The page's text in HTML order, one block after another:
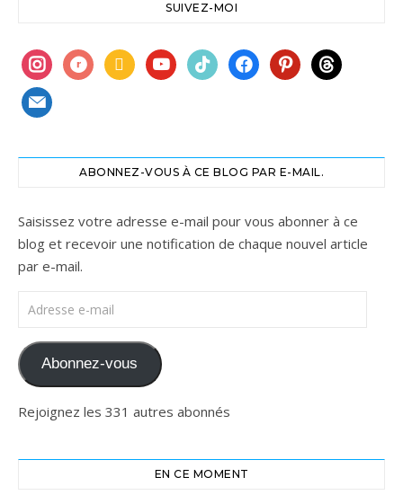
SUIVEZ-MOI
instagram
ravelrybook youtubetiktokfacebookpinterest
threads
mail
ABONNEZ-VOUS À CE BLOG PAR E-MAIL.
Saisissez votre adresse e-mail pour vous abonner à ce
blog et recevoir une notification de chaque nouvel article
par e-mail.
Adresse e-mail
Abonnez-vous
Rejoignez les 331 autres abonnés
EN CE MOMENT